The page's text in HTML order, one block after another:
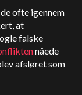
ofte igennem
at
falske
nåede
afsløret som